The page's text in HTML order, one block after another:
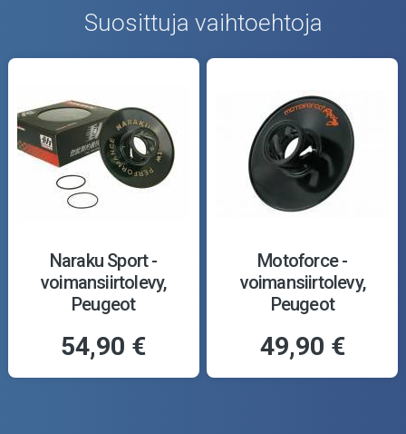
Suosittuja vaihtoehtoja
Naraku Sport -
voimansiirtolevy,
Peugeot
54,90 €
Motoforce -
voimansiirtolevy,
Peugeot
49,90 €